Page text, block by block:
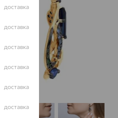
доставка
доставка
доставка
доставка
доставка
доставка